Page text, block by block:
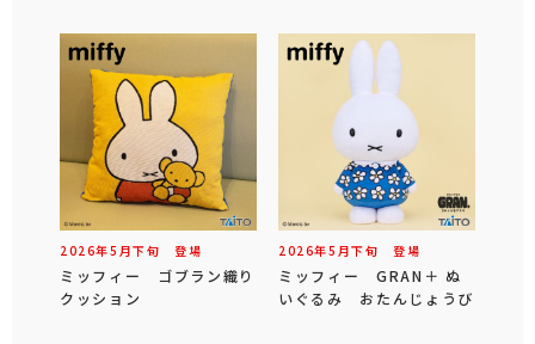
2026年5 月下旬 登場
ミッフィー ゴブラン織り
クッション
2026年5 月下旬 登場
ミッフィー GRAN＋ ぬ
いぐるみ おたんじょうび